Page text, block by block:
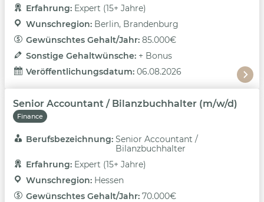
Erfahrung: Expert (15+ Jahre)
Wunschregion: Berlin, Brandenburg
Gewünschtes Gehalt/Jahr: 85.000€
Sonstige Gehaltwünsche: + Bonus
Veröffentlichungsdatum: 06.08.2026
Senior Accountant / Bilanzbuchhalter (m/w/d)
Finance
Berufsbezeichnung: Senior Accountant /
Bilanzbuchhalter
Erfahrung: Expert (15+ Jahre)
Wunschregion: Hessen
Gewünschtes Gehalt/Jahr: 70.000€